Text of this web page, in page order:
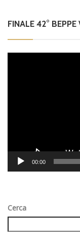
FINALE 42°
00:00
Cerca